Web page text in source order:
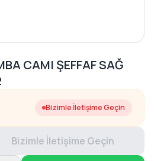
CAMI ŞEFFAF SAĞ
Bizimle İletişime Geçin
Bizimle İletişime Geçin